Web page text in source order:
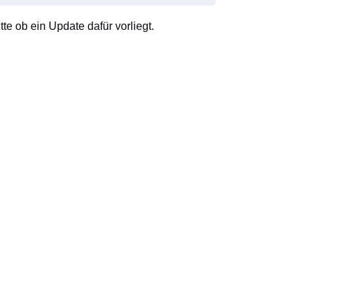
ob ein Update dafür vorliegt.